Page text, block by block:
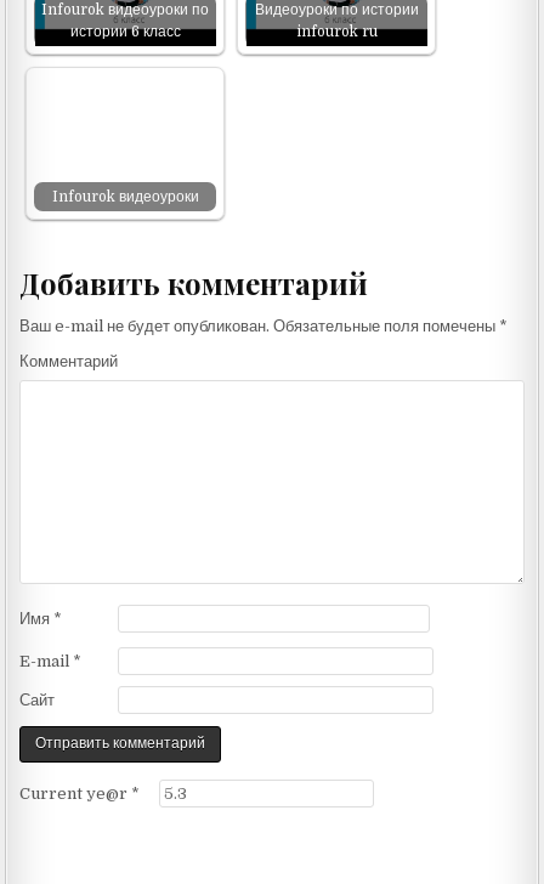
Infourok видеоуроки по
истории 6 класс
Видеоуроки по истории
infourok ru
Infourok видеоуроки
Добавить комментарий
Ваш e-mail не будет опубликован. Обязательные поля помечены *
Комментарий
Имя *
E-mail *
Сайт
Current ye@r *